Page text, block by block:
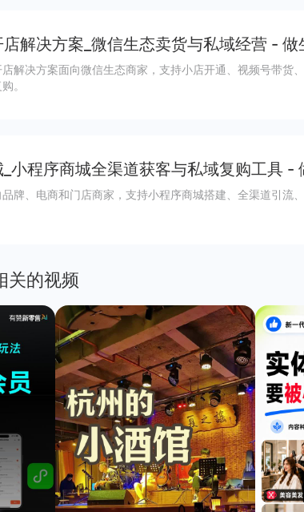
解决方案_微信生态卖货与私域经营 - 做
解决方案面向微信生态商家，支持小店开通、视频号带货
。
小程序商城全渠道获客与私域复购工具 -
牌、电商和门店商家，支持小程序商城搭建、全渠道引流
关的视频